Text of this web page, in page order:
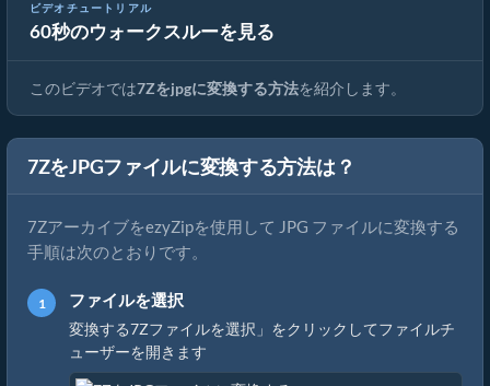
ビデオチュートリアル
60秒のウォークスルーを見る
7Zを元のファイルに変換する方法（簡単ガイド）
このビデオでは7Zをjpgに変換する方法を紹介します。
7ZをJPGファイルに変換する方法は？
7ZアーカイブをezyZipを使用して JPG ファイルに変換する
手順は次のとおりです。
ファイルを選択
変換する7Zファイルを選択」をクリックしてファイルチ
ューザーを開きます